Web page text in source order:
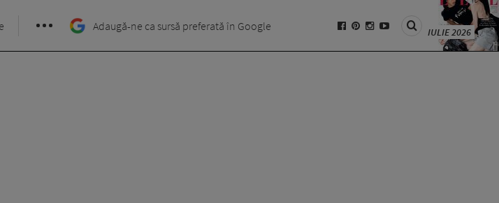
Adaugă-ne ca sursă preferată în Google IULIE 2026